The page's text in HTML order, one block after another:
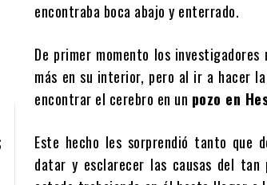
encontraba boca abajo y enterrado.
De primer momento los
más en su interior, pero al ir a hacer
encontrar el cerebro en un pozo en
Este hecho les sorprendió tanto que
datar y esclarecer las causas del